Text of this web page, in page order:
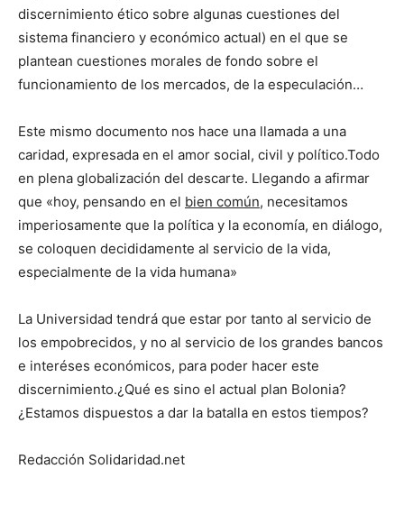
discernimiento ético sobre algunas cuestiones del
sistema financiero y económico actual) en el que se
plantean cuestiones morales de fondo sobre el
funcionamiento de los mercados, de la especulación…
Este mismo documento nos hace una llamada a una
caridad, expresada en el amor social, civil y político.Todo
en plena globalización del descarte. Llegando a afirmar
que «hoy, pensando en el bien común, necesitamos
imperiosamente que la política y la economía, en diálogo,
se coloquen decididamente al servicio de la vida,
especialmente de la vida humana»
La Universidad tendrá que estar por tanto al servicio de
los empobrecidos, y no al servicio de los grandes bancos
e interéses económicos, para poder hacer este
discernimiento.¿Qué es sino el actual plan Bolonia?
¿Estamos dispuestos a dar la batalla en estos tiempos?
Redacción Solidaridad.net